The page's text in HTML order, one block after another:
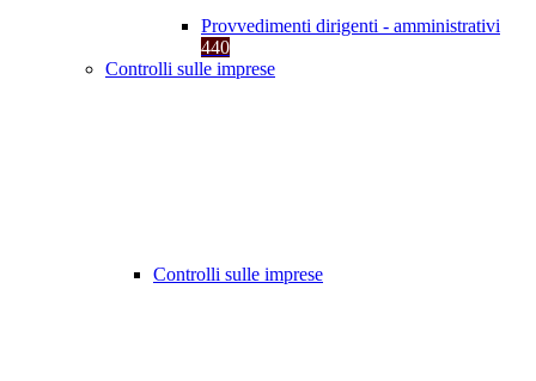
Provvedimenti dirigenti - amministrativi
440
Controlli sulle imprese
Controlli sulle imprese